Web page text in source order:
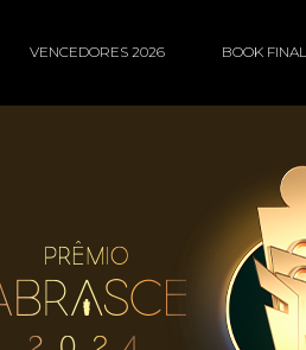
VENCEDORES 2026 BOOK